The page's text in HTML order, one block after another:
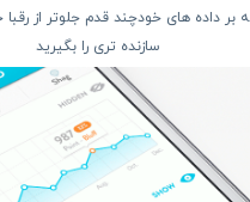
بر داده های خودچند قدم جلوتر از
سازنده تری را بگیرید
بدانید
جدیدترین‌های فروشگاه ما باخبر